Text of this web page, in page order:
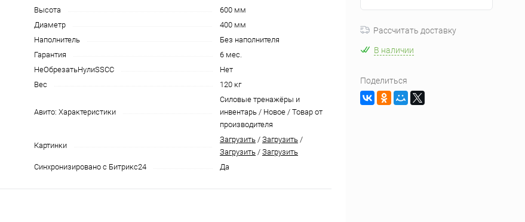
Высота
600 мм
Диаметр
400 мм
Наполнитель
Без наполнителя
Гарантия
6 мес.
НеОбрезатьНулиSSCC
Нет
Вес
120 кг
Авито: Характеристики
Силовые тренажёры и
инвентарь / Новое / Товар от
производителя
Картинки
Загрузить / Загрузить /
Загрузить / Загрузить
Синхронизировано с Битрикс24
Да
Рассчитать доставку
В наличии
Поделиться